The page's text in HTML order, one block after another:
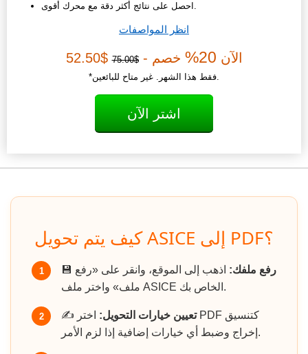
احصل على نتائج أكثر دقة مع محرك أقوى.
انظر المواصفات
الآن 20% خصم -$75.00
$52.50
*فقط هذا الشهر. غير متاح للبائعين.
اشتر الآن
كيف يتم تحويل ASICE إلى PDF؟
1 💾 رفع ملفك: اذهب إلى الموقع، وانقر على «رفع
ملف» واختر ملف ASICE الخاص بك.
2 ✍️ تعيين خيارات التحويل: اختر PDF كتنسيق
إخراج وضبط أي خيارات إضافية إذا لزم الأمر.